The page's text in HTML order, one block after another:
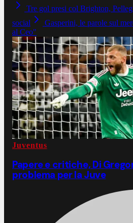
Tre gol presi col Brighton,
social
Gasperini, le parole sul
al Ceo"
Juventus
Papere e critiche, Di
problema per la Juve